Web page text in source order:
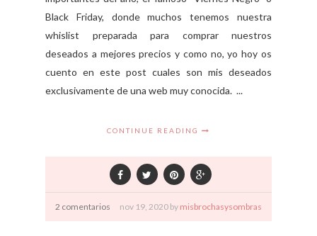
Black Friday, donde muchos tenemos nuestra
whislist preparada para comprar nuestros
deseados a mejores precios y como no, yo hoy os
cuento en este post cuales son mis deseados
exclusivamente de una web muy conocida. ...
CONTINUE READING
2 comentarios nov 19, 2020 by misbrochasysombras